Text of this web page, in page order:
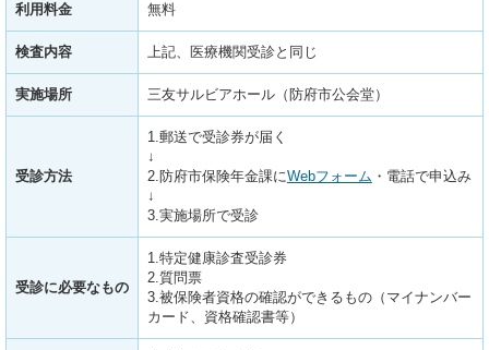
利用料金 無料
検査内容 上記、医療機関受診と同じ
実施場所 三友サルビアホール（防府市公会堂）
受診方法
1.郵送で受診券が届く
↓
2.防府市保険年金課に​Webフォーム ・電話で申込み
↓
3.実施場所で受診
受診に必要なもの
1.特定健康診査受診券
2.質問票
3.被保険者資格の確認ができるもの（マイナンバー
カード、資格確認書等）